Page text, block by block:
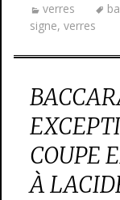
verres
signe, verres
COUPE
À